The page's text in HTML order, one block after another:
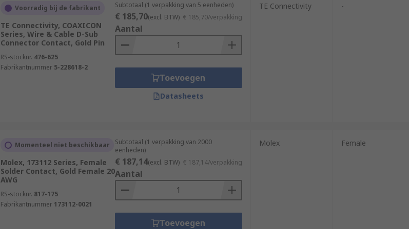
Voorradig bij de fabrikant
TE Connectivity, COAXICON
Series, Wire & Cable D-Sub
Connector Contact, Gold Pin
RS-stocknr. 476-625
Fabrikantnummer 5-228618-2
Subtotaal (1 verpakking van 5 eenheden)
€ 185,70(excl. BTW) € 185,70/verpakking
Aantal
Toevoegen
Datasheets
TE Connectivity -
Momenteel niet beschikbaar
Molex, 173112 Series, Female
Solder Contact, Gold Female 20
AWG
RS-stocknr. 817-175
Fabrikantnummer 173112-0021
Subtotaal (1 verpakking van 2000
eenheden)
€ 187,14(excl. BTW) € 187,14/verpakking
Aantal
Toevoegen
Molex Female